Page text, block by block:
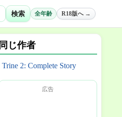
検索 全年齢 R18版へ →
同じ作者
Trine 2: Complete Story
広告